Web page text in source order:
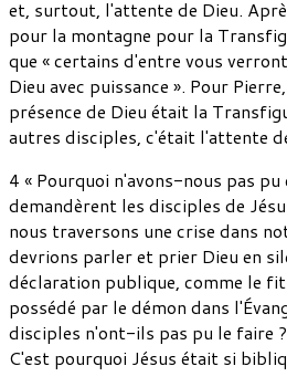
et, surtout, l'attente de Dieu.
pour la montagne pour la
que « certains d'entre vous
Dieu avec puissance ». Pour
présence de Dieu était la
autres disciples, c'était l'attente
4 « Pourquoi n'avons-nous pas pu
demandèrent les disciples de
nous traversons une crise dans
devrions parler et prier Dieu en
déclaration publique, comme le
possédé par le démon dans
disciples n'ont-ils pas pu le faire
C'est pourquoi Jésus était si